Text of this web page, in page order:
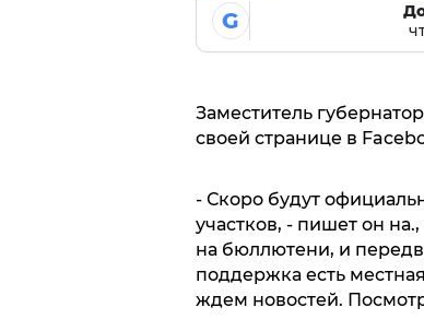
G
Заместитель
своей странице в
- Скоро будут
участков, - пишет он
на бюллютени, и
поддержка есть
ждем новостей.